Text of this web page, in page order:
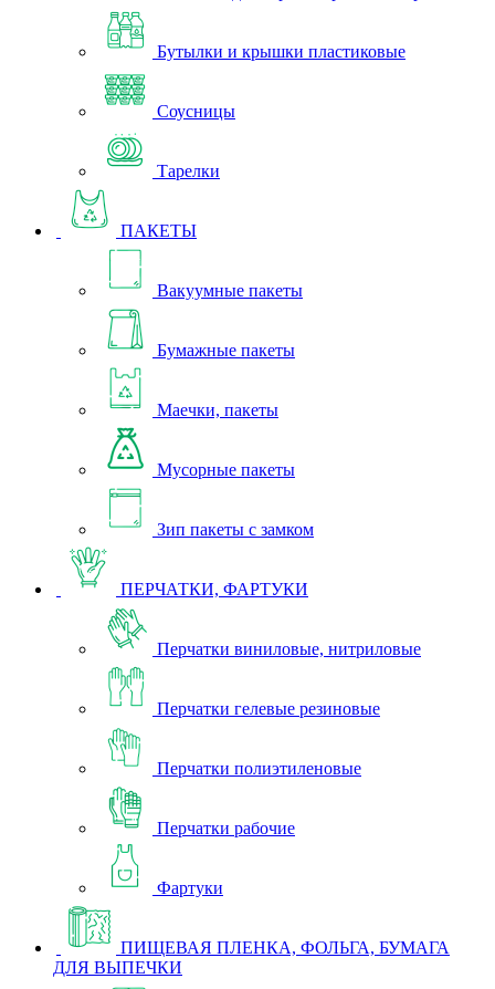
Бутылки и крышки пластиковые
Соусницы
Тарелки
ПАКЕТЫ
Вакуумные пакеты
Бумажные пакеты
Маечки, пакеты
Мусорные пакеты
Зип пакеты с замком
ПЕРЧАТКИ, ФАРТУКИ
Перчатки виниловые, нитриловые
Перчатки гелевые резиновые
Перчатки полиэтиленовые
Перчатки рабочие
Фартуки
ПИЩЕВАЯ ПЛЕНКА, ФОЛЬГА, БУМАГА
ДЛЯ ВЫПЕЧКИ